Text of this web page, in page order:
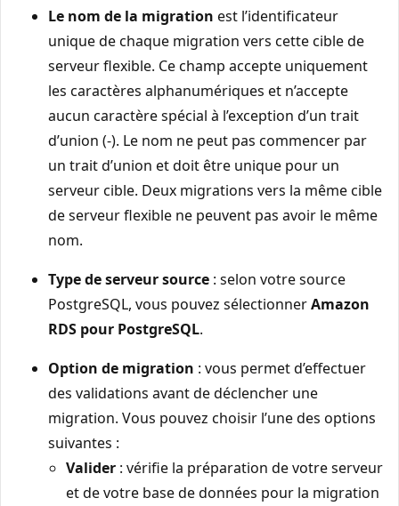
Le nom de la migration est l’identificateur
unique de chaque migration vers cette cible de
serveur flexible. Ce champ accepte uniquement
les caractères alphanumériques et n’accepte
aucun caractère spécial à l’exception d’un trait
d’union (-). Le nom ne peut pas commencer par
un trait d’union et doit être unique pour un
serveur cible. Deux migrations vers la même cible
de serveur flexible ne peuvent pas avoir le même
nom.
Type de serveur source : selon votre source
PostgreSQL, vous pouvez sélectionnerAmazon
RDS pour PostgreSQL.
Option de migration : vous permet d’effectuer
des validations avant de déclencher une
migration. Vous pouvez choisir l’une des options
suivantes :
Valider : vérifie la préparation de votre serveur
et de votre base de données pour la migration